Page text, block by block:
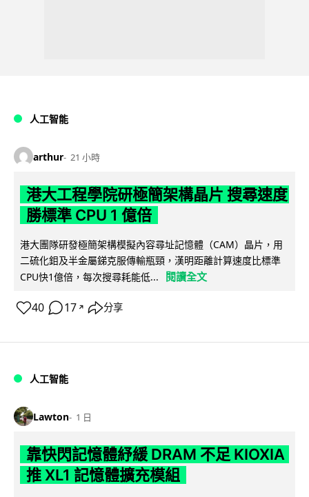
人工智能
arthur 21 小時
港大工程學院研極簡架構晶片 搜尋速度
勝標準 CPU 1 億倍
港大團隊研發極簡架構模擬內容尋址記憶體（CAM）晶片，用
二硫化鉬及半金屬銻克服傳輸瓶頸，漢明距離計算速度比標準
CPU快1億倍，每次搜尋耗能低...
閱讀全文
40 17 ↗ 分享
人工智能
Lawton 1 日
靠快閃記憶體紓緩 DRAM 不足 KIOXIA
推 XL1 記憶體擴充模組